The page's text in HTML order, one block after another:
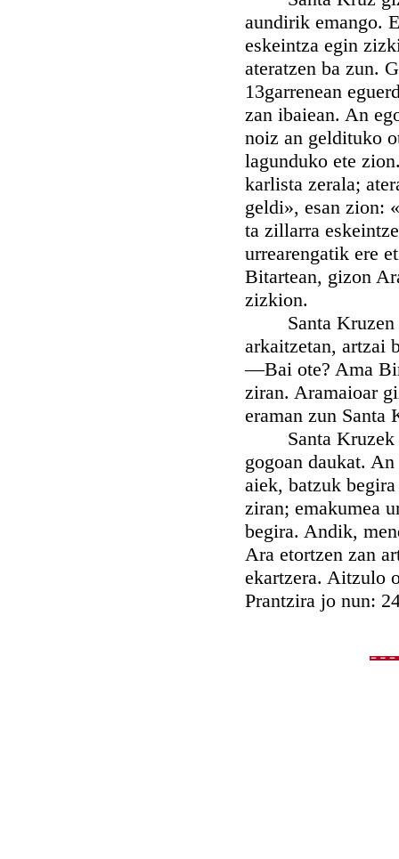
aundirik emango.
eskeintza egin
ateratzen ba zun.
13garrenean
zan ibaiean. An
noiz an geldituko
lagunduko ete
karlista zerala;
geldi», esan zion:
ta zillarra
urrearengatik ere
Bitartean, gizon
zizkion.
Santa Kruzen
arkaitzetan, artzai
—Bai ote? Ama
ziran. Aramaioar
eraman zun Santa
Santa Kruzek
gogoan daukat.
aiek, batzuk
ziran; emakumea
begira. Andik,
Ara etortzen zan
ekartzera. Aitzulo
Prantzira jo nun: